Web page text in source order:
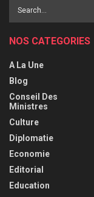
NOS CATEGORIES
A La Une
Blog
Conseil Des
Ministres
Culture
Diplomatie
Economie
Editorial
Education